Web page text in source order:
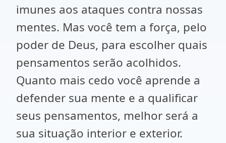
imunes aos ataques contra nossas
mentes. Mas você tem a força, pelo
poder de Deus, para escolher quais
pensamentos serão acolhidos.
Quanto mais cedo você aprende a
defender sua mente e a qualificar
seus pensamentos, melhor será a
sua situação interior e exterior.